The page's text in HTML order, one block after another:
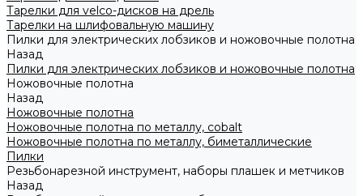
Тарелки для velco-дисков на дрель
Тарелки на шлифовальную машину
Пилки для электрических лобзиков и ножовочные полотна
Назад
Пилки для электрических лобзиков и ножовочные полотна
Ножовочные полотна
Назад
Ножовочные полотна
Ножовочные полотна по металлу, cobalt
Ножовочные полотна по металлу, биметаллические
Пилки
Резьбонарезной инструмент, наборы плашек и метчиков
Назад